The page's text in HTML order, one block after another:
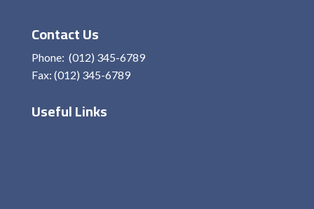
Contact Us
Phone: (012) 345-6789
Fax: (012) 345-6789
Useful Links